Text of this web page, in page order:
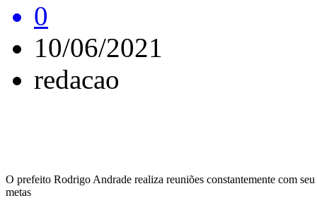
0
10/06/2021
redacao
O prefeito Rodrigo Andrade realiza reuniões constantemente com seu
metas